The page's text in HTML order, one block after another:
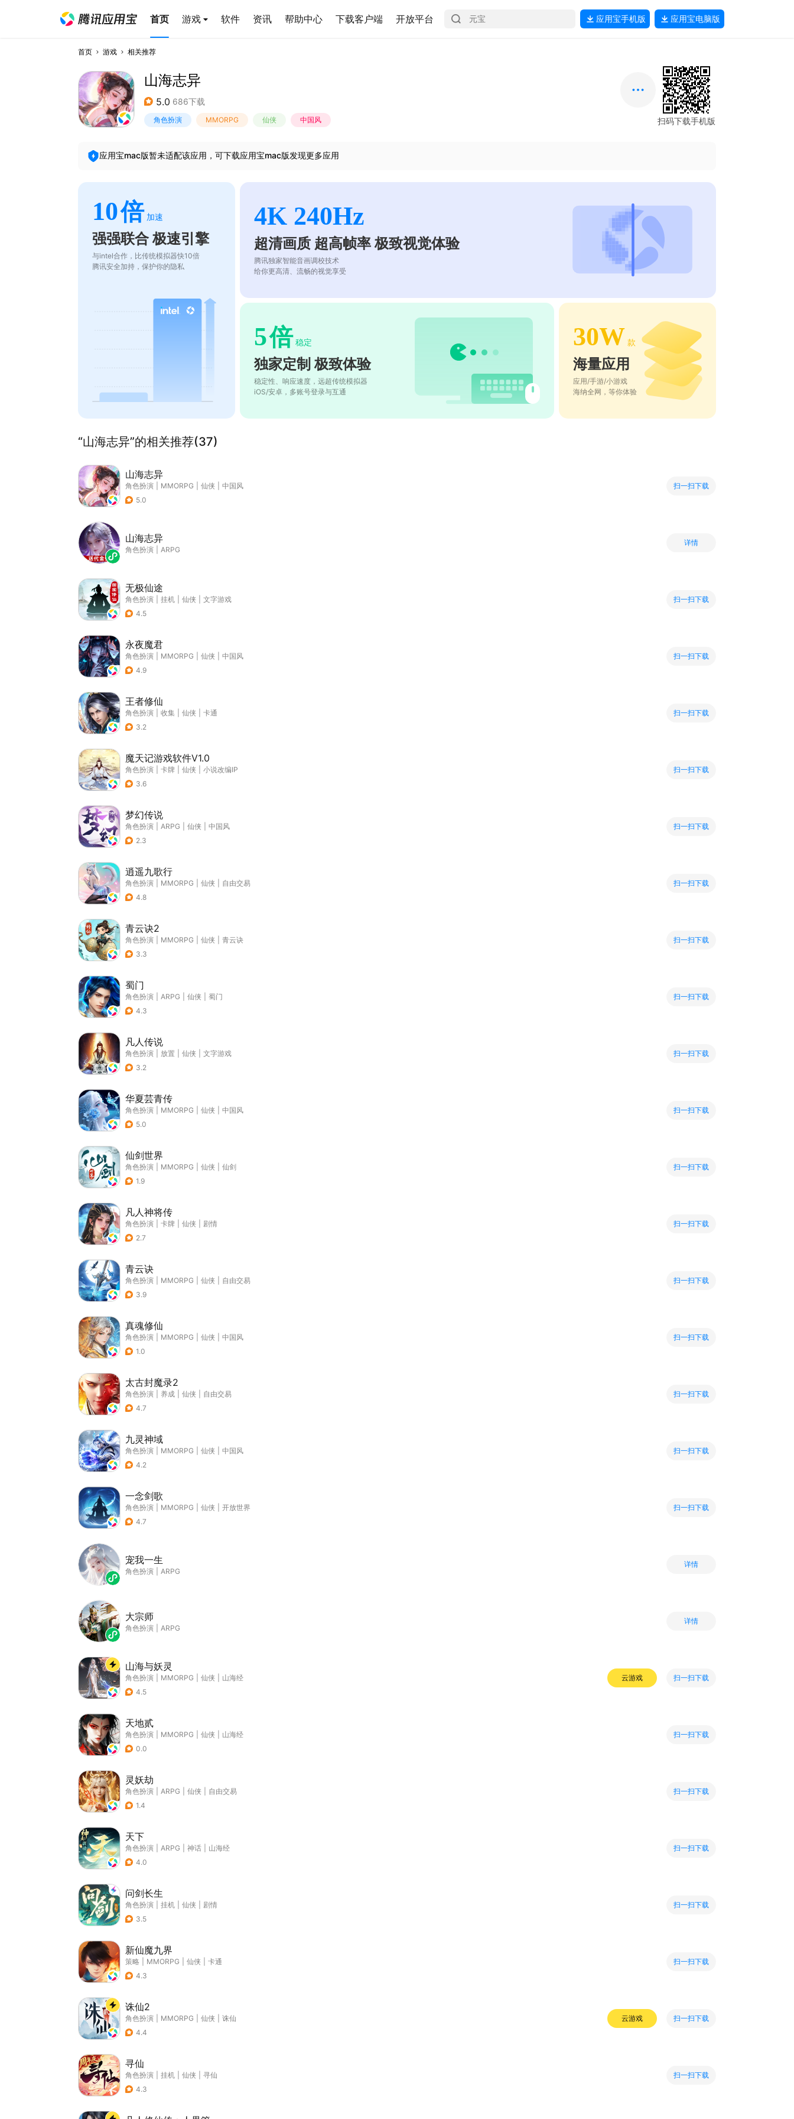
首页 游戏 软件 资讯 帮助中心 下载客户端 开放平台 应用宝手机版 应用宝电脑版
首页 游戏 相关推荐
山海志异
5.0 686下载
角色扮演 MMORPG 仙侠 中国风 扫码下载手机版
应用宝mac版暂未适配该应用，可下载应用宝mac版发现更多应用
10倍 加速
强强联合 极速引擎
与intel合作，比传统模拟器快10倍
腾讯安全加持，保护你的隐私
4K 240Hz
超清画质 超高帧率 极致视觉体验
腾讯独家智能音画调校技术
给你更高清、流畅的视觉享受
5倍 稳定
独家定制 极致体验
稳定性、响应速度，远超传统模拟器
iOS/安卓，多账号登录与互通
30W 款
海量应用
应用/手游/小游戏
海纳全网，等你体验
“山海志异”的相关推荐(37)
山海志异
角色扮演 MMORPG 仙侠
中国风
5.0
扫一扫下载
山海志异
角色扮演 ARPG
详情
无极仙途
角色扮演 挂机 仙侠
文字游戏
4.5
扫一扫下载
永夜魔君
角色扮演 MMORPG 仙侠
中国风
4.9
扫一扫下载
王者修仙
角色扮演 收集 仙侠
卡通
3.2
扫一扫下载
魔天记游戏软件V1.0
角色扮演 卡牌 仙侠
小说改编IP
3.6
扫一扫下载
梦幻传说
角色扮演 ARPG 仙侠
中国风
2.3
扫一扫下载
逍遥九歌行
角色扮演 MMORPG 仙侠
自由交易
4.8
扫一扫下载
青云诀2
角色扮演 MMORPG 仙侠
青云诀
3.3
扫一扫下载
蜀门
角色扮演 ARPG 仙侠
蜀门
4.3
扫一扫下载
凡人传说
角色扮演 放置 仙侠
文字游戏
3.2
扫一扫下载
华夏芸青传
角色扮演 MMORPG 仙侠
中国风
5.0
扫一扫下载
仙剑世界
角色扮演 MMORPG 仙侠
仙剑
1.9
扫一扫下载
凡人神将传
角色扮演 卡牌 仙侠
剧情
2.7
扫一扫下载
青云诀
角色扮演 MMORPG 仙侠
自由交易
3.9
扫一扫下载
真魂修仙
角色扮演 MMORPG 仙侠
中国风
1.0
扫一扫下载
太古封魔录2
角色扮演 养成 仙侠
自由交易
4.7
扫一扫下载
九灵神域
角色扮演 MMORPG 仙侠
中国风
4.2
扫一扫下载
一念剑歌
角色扮演 MMORPG 仙侠
开放世界
4.7
扫一扫下载
宠我一生
角色扮演 ARPG
详情
大宗师
角色扮演 ARPG
详情
山海与妖灵
角色扮演 MMORPG 仙侠
山海经
4.5
云游戏 扫一扫下载
天地贰
角色扮演 MMORPG 仙侠
山海经
0.0
扫一扫下载
灵妖劫
角色扮演 ARPG 仙侠
自由交易
1.4
扫一扫下载
天下
角色扮演 ARPG 神话
山海经
4.0
扫一扫下载
问剑长生
角色扮演 挂机 仙侠
剧情
3.5
扫一扫下载
新仙魔九界
策略 MMORPG 仙侠
卡通
4.3
扫一扫下载
诛仙2
角色扮演 MMORPG 仙侠
诛仙
4.4
云游戏 扫一扫下载
寻仙
角色扮演 挂机 仙侠
寻仙
4.3
扫一扫下载